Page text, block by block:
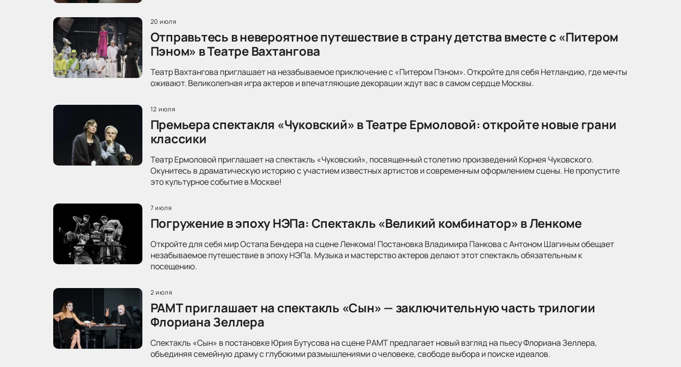
20 июля
Отправьтесь в невероятное путешествие в страну детства вместе с «Питером
Пэном» в Театре Вахтангова
Театр Вахтангова приглашает на незабываемое приключение с «Питером Пэном». Откройте для себя Нетландию, где мечты
оживают. Великолепная игра актеров и впечатляющие декорации ждут вас в самом сердце Москвы.
12 июля
Премьера спектакля «Чуковский» в Театре Ермоловой: откройте новые грани
классики
Театр Ермоловой приглашает на спектакль «Чуковский», посвященный столетию произведений Корнея Чуковского.
Окунитесь в драматическую историю с участием известных артистов и современным оформлением сцены. Не пропустите
это культурное событие в Москве!
7 июля
Погружение в эпоху НЭПа: Спектакль «Великий комбинатор» в Ленкоме
Откройте для себя мир Остапа Бендера на сцене Ленкома! Постановка Владимира Панкова с Антоном Шагиным обещает
незабываемое путешествие в эпоху НЭПа. Музыка и мастерство актеров делают этот спектакль обязательным к
посещению.
2 июля
РАМТ приглашает на спектакль «Сын» — заключительную часть трилогии
Флориана Зеллера
Спектакль «Сын» в постановке Юрия Бутусова на сцене РАМТ предлагает новый взгляд на пьесу Флориана Зеллера,
объединяя семейную драму с глубокими размышлениями о человеке, свободе выбора и поиске идеалов.